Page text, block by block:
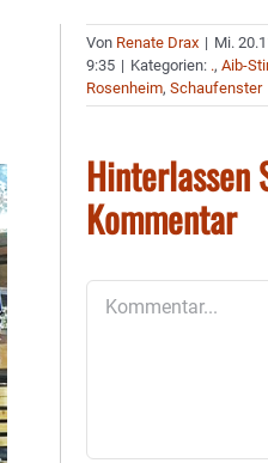
Von Renate Drax | Mi.
9:35 | Kategorien: .,Aib-
Rosenheim,Schaufenster
Hinterlassen
Kommentar